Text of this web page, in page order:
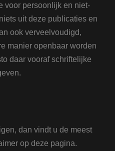
voor persoonlijk en niet-
uit deze publicaties en
ook verveelvoudigd,
manier openbaar worden
daar vooraf schriftelijke
dan vindt u de meest
op deze pagina.